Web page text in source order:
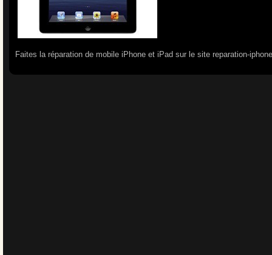
Faites la réparation de mobile iPhone et iPad sur le site reparation-